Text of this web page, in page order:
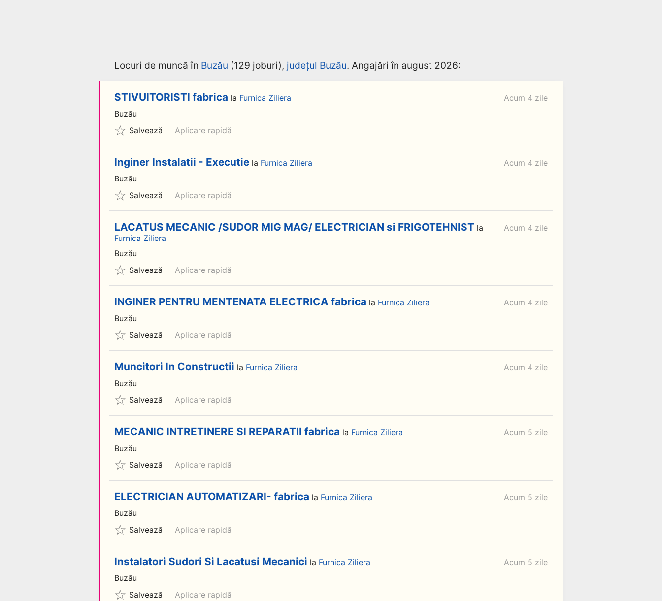
Locuri de muncă în Buzău (129 joburi), județul Buzău. Angajări în august 2026:
Acum 4 zile
STIVUITORISTI fabrica la Furnica Ziliera
Buzău
Salvează
Aplicare rapidă
Acum 4 zile
Inginer Instalatii - Executie la Furnica Ziliera
Buzău
Salvează
Aplicare rapidă
Acum 4 zile
LACATUS MECANIC /SUDOR MIG MAG/ ELECTRICIAN si FRIGOTEHNIST la
Furnica Ziliera
Buzău
Salvează
Aplicare rapidă
Acum 4 zile
INGINER PENTRU MENTENATA ELECTRICA fabrica la Furnica Ziliera
Buzău
Salvează
Aplicare rapidă
Acum 4 zile
Muncitori In Constructii la Furnica Ziliera
Buzău
Salvează
Aplicare rapidă
Acum 5 zile
MECANIC INTRETINERE SI REPARATII fabrica la Furnica Ziliera
Buzău
Salvează
Aplicare rapidă
Acum 5 zile
ELECTRICIAN AUTOMATIZARI- fabrica la Furnica Ziliera
Buzău
Salvează
Aplicare rapidă
Acum 5 zile
Instalatori Sudori Si Lacatusi Mecanici la Furnica Ziliera
Buzău
Salvează
Aplicare rapidă